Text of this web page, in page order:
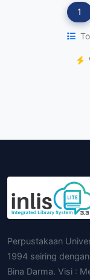
1
Perpustakaan
1994 seiring
Bina Darma. Visi :